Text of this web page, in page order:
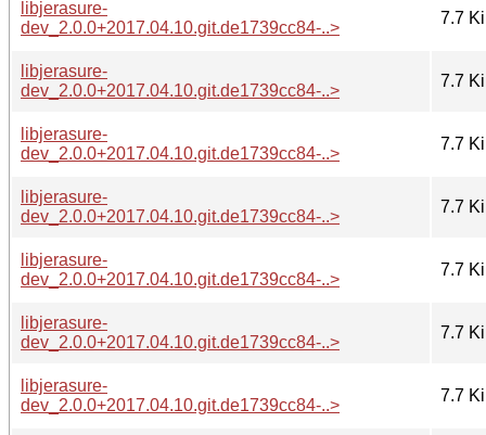
libjerasure-
dev_2.0.0+2017.04.10.git.de1739cc84-..>
7.7
libjerasure-
dev_2.0.0+2017.04.10.git.de1739cc84-..>
7.7
libjerasure-
dev_2.0.0+2017.04.10.git.de1739cc84-..>
7.7
libjerasure-
dev_2.0.0+2017.04.10.git.de1739cc84-..>
7.7
libjerasure-
dev_2.0.0+2017.04.10.git.de1739cc84-..>
7.7
libjerasure-
dev_2.0.0+2017.04.10.git.de1739cc84-..>
7.7
libjerasure-
dev_2.0.0+2017.04.10.git.de1739cc84-..>
7.7